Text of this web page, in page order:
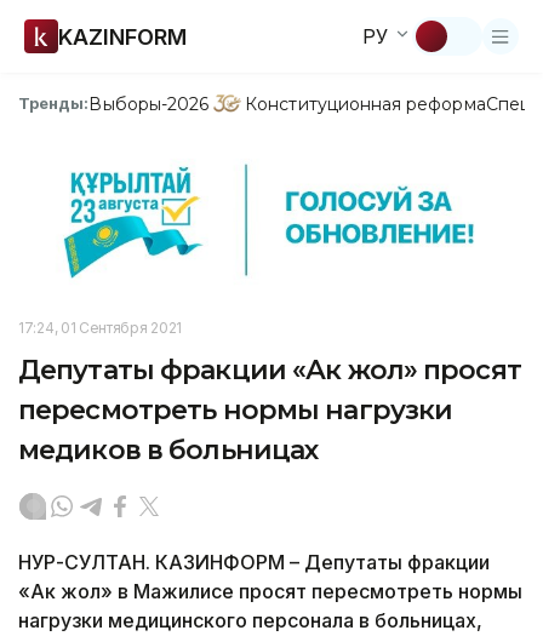
KAZINFORM РУ
Тренды:Выборы-2026 Конституционная реформа
17:24, 01 Сентября 2021
Депутаты фракции «Ак жол» просят
пересмотреть нормы нагрузки
медиков в больницах
НУР-СУЛТАН. КАЗИНФОРМ – Депутаты фракции
«Ак жол» в Мажилисе просят пересмотреть нормы
нагрузки медицинского персонала в больницах,